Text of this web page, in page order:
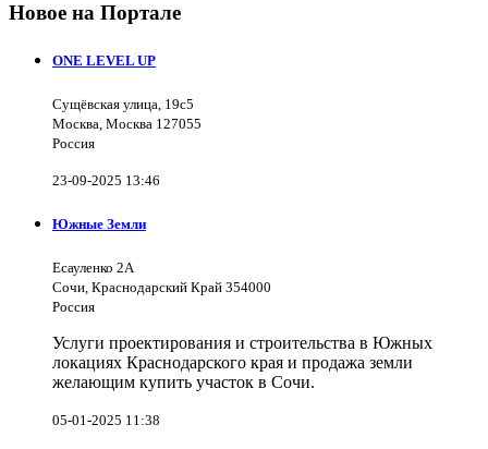
Новое на Портале
ONE LEVEL UP
Сущёвская улица, 19с5
Москва, Москва 127055
Россия
23-09-2025 13:46
Южные Земли
Есауленко 2А
Сочи, Краснодарский Край 354000
Россия
Услуги проектирования и строительства в Южных
локациях Краснодарского края и продажа земли
желающим купить участок в Сочи.
05-01-2025 11:38